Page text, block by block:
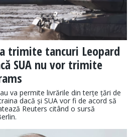
trimite tancuri Leopard
SUA nu vor trimite
va permite livrările din terțe țări de
dacă și SUA vor fi de acord să
Reuters citând o sursă